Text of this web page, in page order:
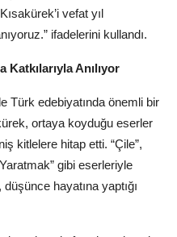
vefat yıl
ifadelerini kullandı.
Anılıyor
Türk edebiyatında önemli bir
ortaya koyduğu eserler
kitlelere hitap etti. “Çile”,
gibi eserleriyle
hayatına yaptığı